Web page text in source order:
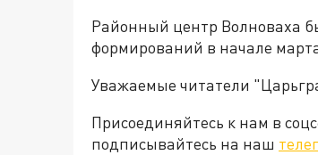
Районный центр Волноваха
формирований в начале
Уважаемые читатели
Присоединяйтесь к нам в
подписывайтесь на наш